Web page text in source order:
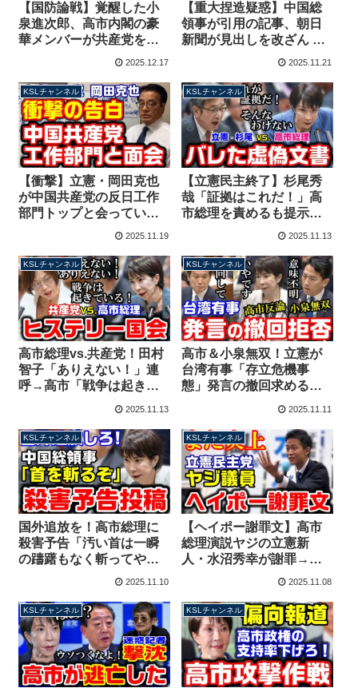
【国防論戦】覚醒した小
泉進次郎、高市内閣の豪
華メンバーが共産党をフ
ルボッコにしてしまう
2025.12.17
【重大捏造疑惑】中国総
領事が引用の記事、朝日
新聞が見出しを改ざん 岡
田克也議員の質問は大幅
に【KSLチャンネル】
2025.11.21
KSLチャンネル
【衝撃】立憲・岡田克也
が中国共産党の反日工作
部門トップと会ってい
た！訪中で台湾有事に関
される【KSLチャンネ
ル】
2025.11.19
KSLチャンネル
【立憲民主終了】杉尾秀
哉「証拠はこれだ！」高
市総理を責めるも提示文
書に虚偽疑惑が浮上、
怒【KSLチャンネル】
2025.11.13
KSLチャンネル
高市総理vs.共産党！田村
智子「ありえない！」連
呼→高市「戦争は起きて
GDP比めぐり激しい舌戦
【KSLチャンネル】
2025.11.13
KSLチャンネル
高市＆小泉無双！立憲が
台湾有事「存立危機事
態」発言の撤回求めるも
2025.11.11
KSLチャンネル
国外追放を！高市総理に
殺害予告「汚い首は一瞬
の躊躇もなく斬ってや
る」中国駐大阪総領事が
【KSLチャンネル】
2025.11.10
KSLチャンネル
【ヘイポー謝罪文】高市
総理演説ヤジの立憲新
人・水沼秀幸が謝罪→余
計な自慢話満載で再炎上
ネル】
2025.11.08
KSLチャンネル KSLチャンネル